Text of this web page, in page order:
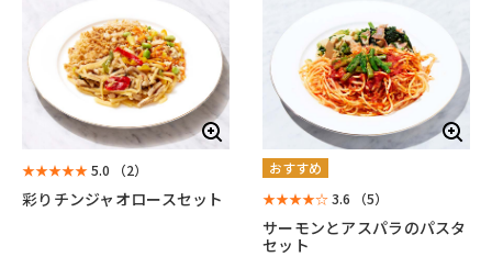
★★★★★5.0 （2）
彩りチンジャオロースセット
おすすめ
★★★★☆3.6 （5）
サーモンとアスパラのパスタ
セット